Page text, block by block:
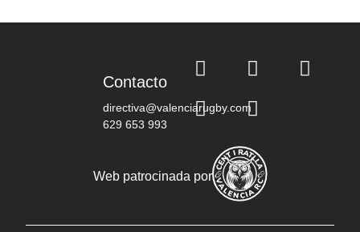
Contacto
directiva@valenciarugby.com
629 653 993
Web patrocinada por